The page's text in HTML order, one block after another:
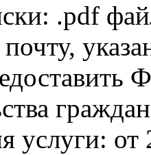
.pdf
услуги: от